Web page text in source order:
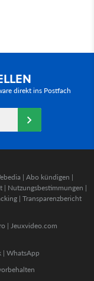
direkt ins Postfach
| Abo kündigen |
| Nutzungsbestimmungen |
| Transparenzbericht
| Jeuxvideo.com
| WhatsApp